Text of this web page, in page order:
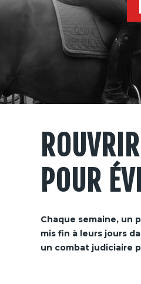
POUR
Chaque semaine, un
mis fin à leurs jours
un combat judiciaire